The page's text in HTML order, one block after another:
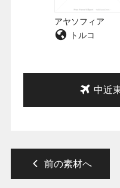
アヤソフィア
トルコ
中近
前の素材へ